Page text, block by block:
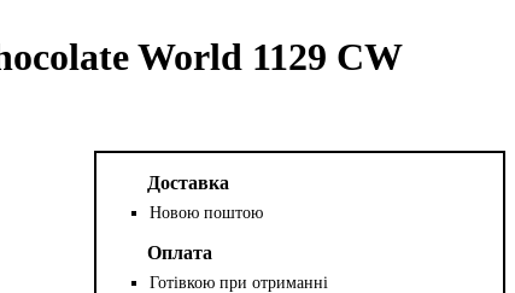
World 1129 CW
Доставка
Новою поштою
Оплата
Готівкою при отриманні